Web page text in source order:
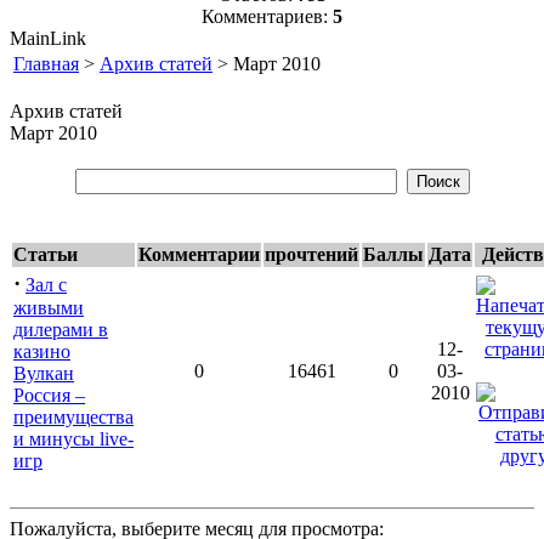
Комментариев: 5
MainLink
Главная > Архив статей > Март 2010
Архив статей
Март 2010
Статьи Комментарии прочтений Баллы Дата
· Зал с
живыми
дилерами в
казино
Вулкан
Россия –
преимущества
и минусы live-
игр
0 16461 0
12-
03-
2010
Пожалуйста, выберите месяц для просмотра: